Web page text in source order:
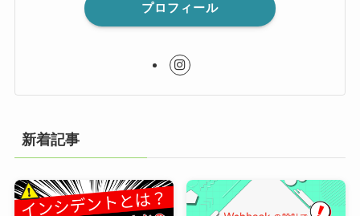
プロフィール
新着記事